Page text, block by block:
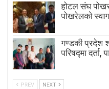
होटल संघ
पोखरेलको
गण्डकी प्रदेश
परिषद्मा दर्ता,
PREV NEXT